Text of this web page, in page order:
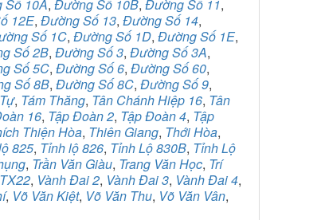
10A, Đường Số 10B, Đường Số 11,
12E, Đường Số 13, Đường Số 14,
Số 1C, Đường Số 1D, Đường Số 1E,
Số 2B, Đường Số 3, Đường Số 3A,
Số 5C, Đường Số 6, Đường Số 60,
Số 8B, Đường Số 8C, Đường Số 9,
, Tám Thăng, Tân Chánh Hiệp 16, Tân
16, Tập Đoàn 2, Tập Đoàn 4, Tập
Thiện Hòa, Thiên Giang, Thới Hòa,
825, Tỉnh lộ 826, Tỉnh Lộ 830B, Tỉnh Lộ
, Trần Văn Giàu, Trang Văn Học, Trí
TX22, Vành Đai 2, Vành Đai 3, Vành Đai 4,
, Võ Văn Kiệt, Võ Văn Thu, Võ Văn Vân,